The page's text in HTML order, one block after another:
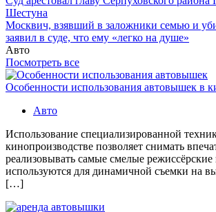
Шестуна
Москвич, взявший в заложники семью и
заявил в суде, что ему «легко на душе»
Авто
Посмотреть все
Особенности использования автовышек в
Авто
Использование специализированной
кинопроизводстве позволяет снимать
реализовывать самые смелые
используются для динамичной съемки на
[…]